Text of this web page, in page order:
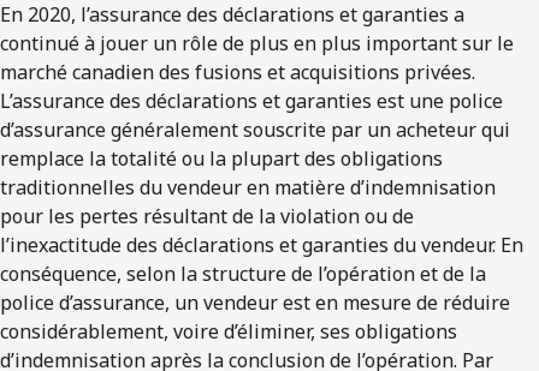
En 2020, l’assurance des déclarations et garanties a
continué à jouer un rôle de plus en plus important sur le
marché canadien des fusions et acquisitions privées.
L’assurance des déclarations et garanties est une police
d’assurance généralement souscrite par un acheteur qui
remplace la totalité ou la plupart des obligations
traditionnelles du vendeur en matière d’indemnisation
pour les pertes résultant de la violation ou de
l’inexactitude des déclarations et garanties du vendeur. En
conséquence, selon la structure de l’opération et de la
police d’assurance, un vendeur est en mesure de réduire
considérablement, voire d’éliminer, ses obligations
d’indemnisation après la conclusion de l’opération. Par